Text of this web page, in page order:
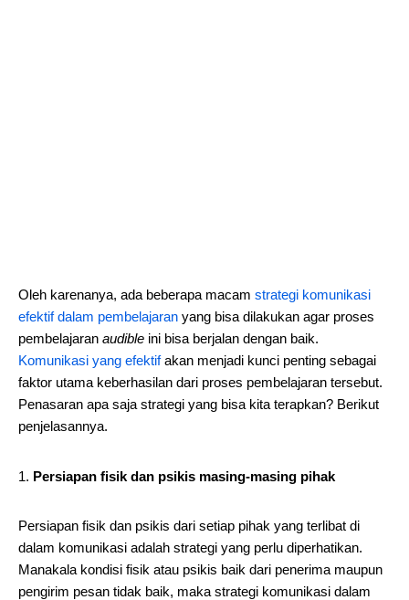
Oleh karenanya, ada beberapa macam strategi komunikasi
efektif dalam pembelajaran yang bisa dilakukan agar proses
pembelajaran audible ini bisa berjalan dengan baik.
Komunikasi yang efektifakan menjadi kunci penting sebagai
faktor utama keberhasilan dari proses pembelajaran tersebut.
Penasaran apa saja strategi yang bisa kita terapkan? Berikut
penjelasannya.
Persiapan fisik dan psikis masing-masing pihak
Persiapan fisik dan psikis dari setiap pihak yang terlibat di
dalam komunikasi adalah strategi yang perlu diperhatikan.
Manakala kondisi fisik atau psikis baik dari penerima maupun
pengirim pesan tidak baik, maka strategi komunikasi dalam